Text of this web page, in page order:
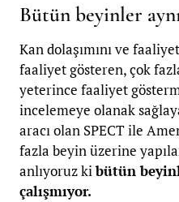
Bütün beyinler
Kan dolaşımını ve
faaliyet gösteren, çok
yeterince faaliyet
incelemeye olanak
aracı olan SPECT ile
fazla beyin üzerine
anlıyoruz kibütün
çalışmıyor.